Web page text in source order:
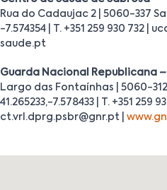
Rua do Cadaujac 2 | 5060-337
-7.574354 | T. +351 259 930 732 |
saude.pt
Guarda Nacional Republicana
Largo das Fontaínhas | 5060-312
41.265233,-7.578433 | T. +351 259
ct.vrl.dprg.psbr@gnr.pt |